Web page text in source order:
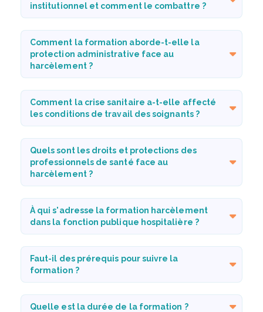
institutionnel et comment le combattre ?
Comment la formation aborde-t-elle la
protection administrative face au
harcèlement ?
Comment la crise sanitaire a-t-elle affecté
les conditions de travail des soignants ?
Quels sont les droits et protections des
professionnels de santé face au
harcèlement ?
À qui s'adresse la formation harcèlement
dans la fonction publique hospitalière ?
Faut-il des prérequis pour suivre la
formation ?
Quelle est la durée de la formation ?